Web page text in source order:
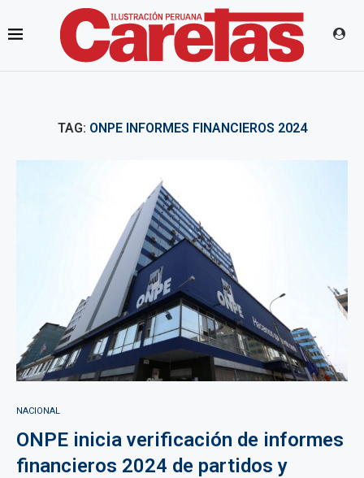
TAG: ONPE INFORMES FINANCIEROS 2024
NACIONAL
ONPE inicia verificación de informes
financieros 2024 de partidos y